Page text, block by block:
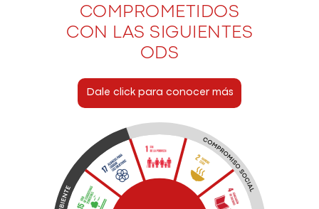
COMPROMETIDOS
CON LAS SIGUIENTES
ODS
Dale click para conocer más